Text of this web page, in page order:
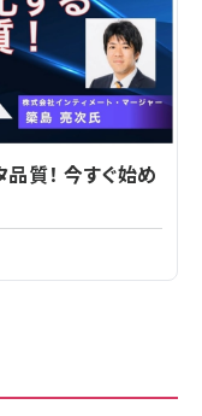
質！ 今すぐ始め